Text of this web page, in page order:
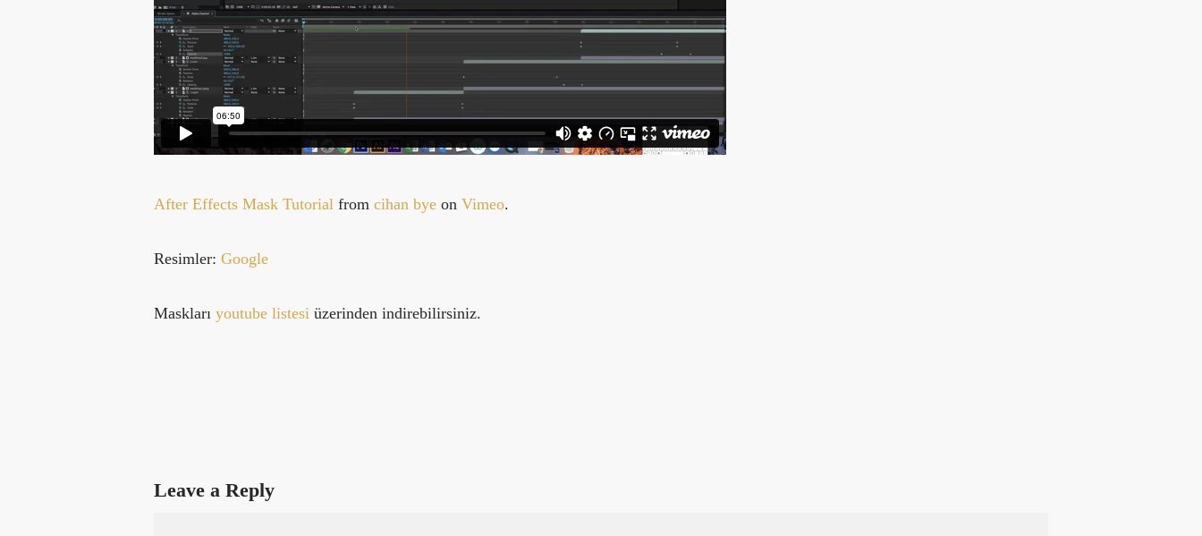
After Effects Mask Tutorial from cihan bye on Vimeo.
Resimler: Google
Maskları youtube listesi üzerinden indirebilirsiniz.
Leave a Reply